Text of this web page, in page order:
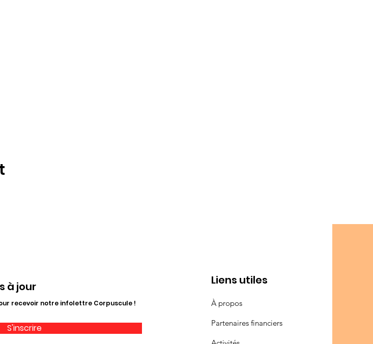
à jour
recevoir notre infolettre Corpuscule !
S'inscrire
Liens utiles
À propos
Partenaires financiers